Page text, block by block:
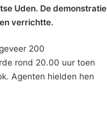
Uden. De demonstratie
verrichtte.
200
rond 20.00 uur toen
Agenten hielden hen